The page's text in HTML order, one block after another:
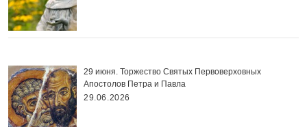
29 июня. Торжество Святых Первоверховных
Апостолов Петра и Павла
29.06.2026